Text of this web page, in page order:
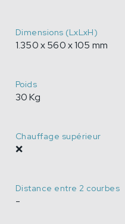
Dimensions (LxLxH)
1.350 x 560 x 105 mm
Poids
30 Kg
Chauffage supérieur
❌
Distance entre 2 courbes
-